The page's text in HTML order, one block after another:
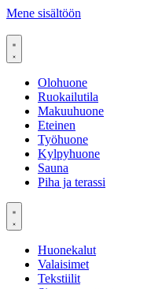
Mene sisältöön
Olohuone
Ruokailutila
Makuuhuone
Eteinen
Työhuone
Kylpyhuone
Sauna
Piha ja terassi
Huonekalut
Valaisimet
Tekstiilit